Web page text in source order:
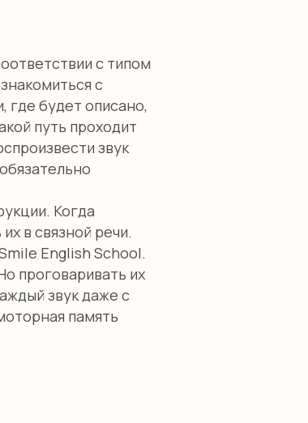
с типом
с
где будет описано,
путь проходит
звук
Когда
в связной речи.
English School.
проговаривать их
звук даже с
память